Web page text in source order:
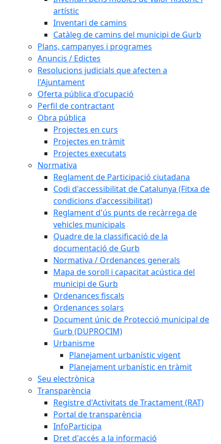
artístic
Inventari de camins
Catàleg de camins del municipi de Gurb
Plans, campanyes i programes
Anuncis / Edictes
Resolucions judicials que afecten a
l'Ajuntament
Oferta pública d'ocupació
Perfil de contractant
Obra pública
Projectes en curs
Projectes en tràmit
Projectes executats
Normativa
Reglament de Participació ciutadana
Codi d'accessibilitat de Catalunya (Fitxa de
condicions d'accessibilitat)
Reglament d'ús punts de recàrrega de
vehicles municipals
Quadre de la classificació de la
documentació de Gurb
Normativa / Ordenances generals
Mapa de soroll i capacitat acústica del
municipi de Gurb
Ordenances fiscals
Ordenances solars
Document únic de Protecció municipal de
Gurb (DUPROCIM)
Urbanisme
Planejament urbanístic vigent
Planejament urbanístic en tràmit
Seu electrònica
Transparència
Registre d'Activitats de Tractament (RAT)
Portal de transparència
InfoParticipa
Dret d'accés a la informació